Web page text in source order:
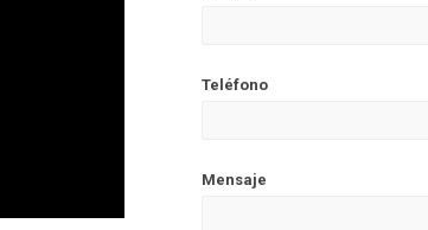
Teléfono
Mensaje